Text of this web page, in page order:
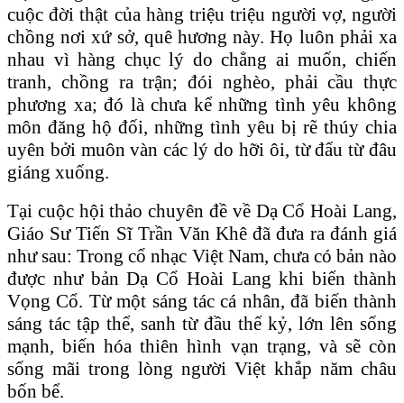
cuộc đời thật của hàng triệu triệu người vợ, người
chồng nơi xứ sở, quê hương này. Họ luôn phải xa
nhau vì hàng chục lý do chẳng ai muốn, chiến
tranh, chồng ra trận; đói nghèo, phải cầu thực
phương xa; đó là chưa kể những tình yêu không
môn đăng hộ đối, những tình yêu bị rẽ thúy chia
uyên bởi muôn vàn các lý do hỡi ôi, từ đẩu từ đâu
giáng xuống.
Tại cuộc hội thảo chuyên đề về Dạ Cổ Hoài Lang,
Giáo Sư Tiến Sĩ Trần Văn Khê đã đưa ra đánh giá
như sau: Trong cổ nhạc Việt Nam, chưa có bản nào
được như bản Dạ Cổ Hoài Lang khi biến thành
Vọng Cổ. Từ một sáng tác cá nhân, đã biến thành
sáng tác tập thể, sanh từ đầu thế kỷ, lớn lên sống
mạnh, biến hóa thiên hình vạn trạng, và sẽ còn
sống mãi trong lòng người Việt khắp năm châu
bốn bể.